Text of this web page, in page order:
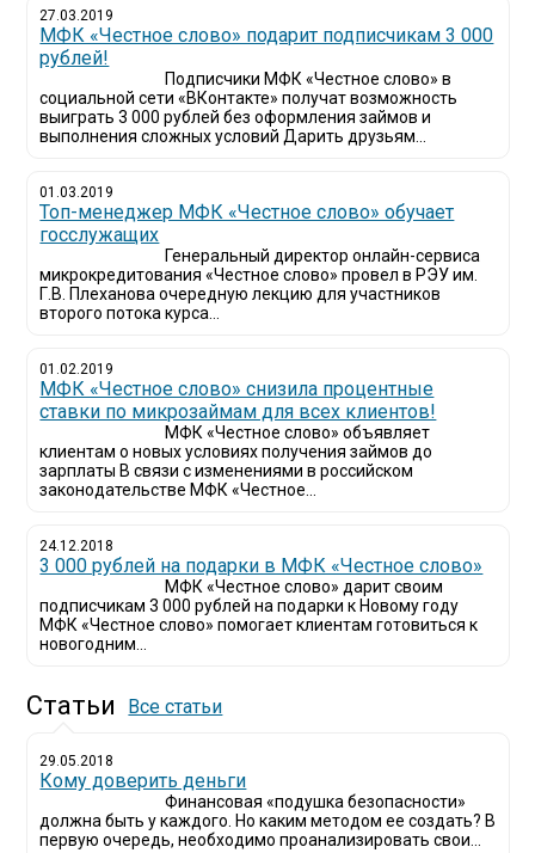
27.03.2019
МФК «Честное слово» подарит подписчикам 3 000
рублей!
Подписчики МФК «Честное слово» в
социальной сети «ВКонтакте» получат возможность
выиграть 3 000 рублей без оформления займов и
выполнения сложных условий Дарить друзьям...
01.03.2019
Топ-менеджер МФК «Честное слово» обучает
госслужащих
Генеральный директор онлайн-сервиса
микрокредитования «Честное слово» провел в РЭУ им.
Г.В. Плеханова очередную лекцию для участников
второго потока курса...
01.02.2019
МФК «Честное слово» снизила процентные
ставки по микрозаймам для всех клиентов!
МФК «Честное слово» объявляет
клиентам о новых условиях получения займов до
зарплаты В связи с изменениями в российском
законодательстве МФК «Честное...
24.12.2018
3 000 рублей на подарки в МФК «Честное слово»
МФК «Честное слово» дарит своим
подписчикам 3 000 рублей на подарки к Новому году
МФК «Честное слово» помогает клиентам готовиться к
новогодним...
Статьи Все статьи
29.05.2018
Кому доверить деньги
Финансовая «подушка безопасности»
должна быть у каждого. Но каким методом ее создать? В
первую очередь, необходимо проанализировать свои...